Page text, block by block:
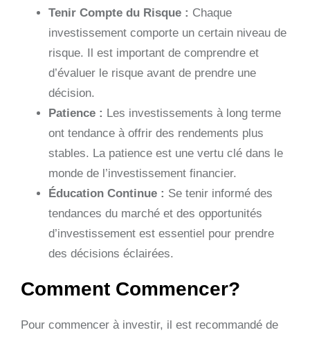
Tenir Compte du Risque : Chaque
investissement comporte un certain niveau de
risque. Il est important de comprendre et
d’évaluer le risque avant de prendre une
décision.
Patience : Les investissements à long terme
ont tendance à offrir des rendements plus
stables. La patience est une vertu clé dans le
monde de l’investissement financier.
Éducation Continue : Se tenir informé des
tendances du marché et des opportunités
d’investissement est essentiel pour prendre
des décisions éclairées.
Comment Commencer?
Pour commencer à investir, il est recommandé de